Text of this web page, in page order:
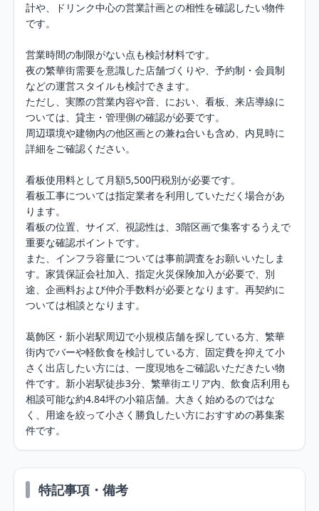
計や、ドリンク中心の営業計画との相性を確認したい物件
です。
営業時間の制限がない点も検討材料です。
夜の繁華街需要を意識した店舗づくりや、予約制・会員制
などの運営スタイルも検討できます。
ただし、実際の営業内容や音、におい、看板、来店導線に
ついては、貸主・管理側の確認が必要です。
周辺環境や建物内の他区画との兼ね合いも含め、内見時に
詳細をご確認ください。
看板使用料として月額5,500円税別が必要です。
看板工事については指定業者を利用していただく場合があ
ります。
看板の位置、サイズ、視認性は、3階区画で集客するうえで
重要な確認ポイントです。
また、インフラ容量については事前調査をお願いいたしま
す。家賃保証会社加入、指定火災保険加入が必要で、別
途、企画料および仲介手数料が必要となります。再契約に
ついては相談となります。
葛飾区・新小岩駅周辺で小規模店舗を探している方、繁華
街内でバーや軽飲食を検討している方、固定費を抑えて小
さく出店したい方には、一度現地をご確認いただきたい物
件です。新小岩駅徒歩3分、繁華街エリア内、飲食店利用も
相談可能な約4.84坪の小箱店舗。大きく始めるのではな
く、用途を絞って小さく勝負したい方におすすめの募集案
件です。
特記事項・備考